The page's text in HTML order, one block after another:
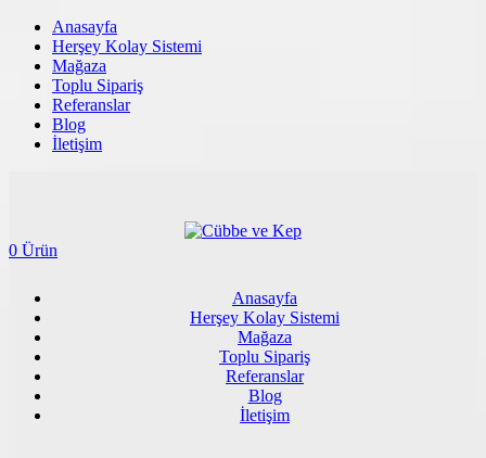
Anasayfa
Herşey Kolay Sistemi
Mağaza
Toplu Sipariş
Referanslar
Blog
İletişim
0 Ürün
Anasayfa
Herşey Kolay Sistemi
Mağaza
Toplu Sipariş
Referanslar
Blog
İletişim